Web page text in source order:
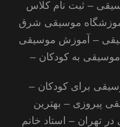
– ثبت نام کلاس
موسیقی شرق
– آموزش موسیقی
به کودکان –
برای کودکان –
پیروزی – بهترین
تهران – استاد خانم